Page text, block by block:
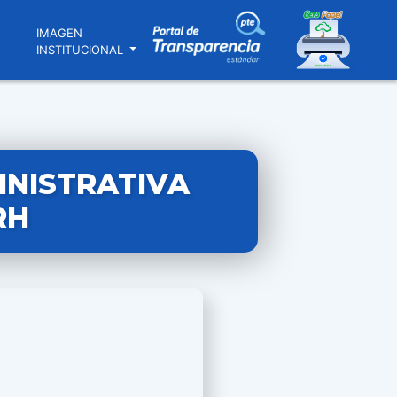
IMAGEN
INSTITUCIONAL